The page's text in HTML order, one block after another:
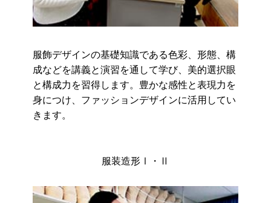
服飾デザインの基礎知識である色彩、形態、構
成などを講義と演習を通して学び、美的選択眼
と構成力を習得します。豊かな感性と表現力を
身につけ、ファッションデザインに活用してい
きます。
服装造形Ⅰ・Ⅱ